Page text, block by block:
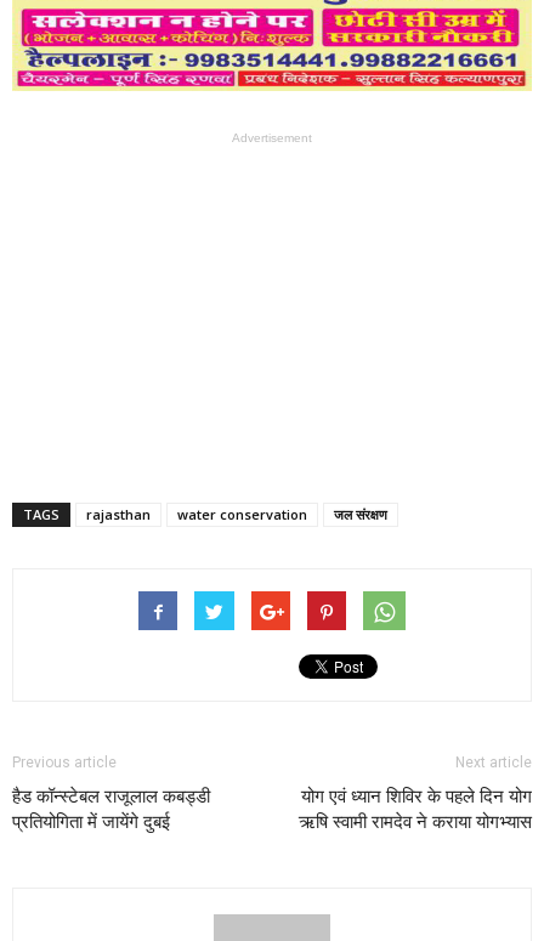
Advertisement
TAGS rajasthan water conservation जल संरक्षण
Previous article
हैड कॉन्स्टेबल राजूलाल कबड्डी
प्रतियोगिता में जायेंगे दुबई
Next article
योग एवं ध्यान शिविर के पहले दिन योग
ऋषि स्वामी रामदेव ने कराया योगभ्यास